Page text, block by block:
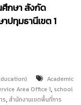
ศึกษา สังกัด
ปทุมธานีเขต 1
Academic
Area Office 1, school
ร, สำนักงานเขตพื้นที่การ